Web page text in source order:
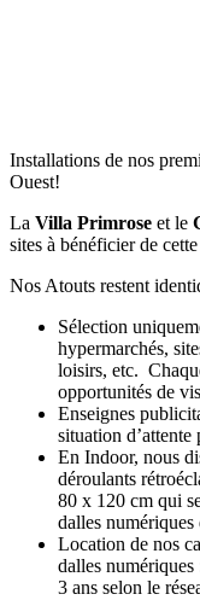
Installations de nos
Ouest!
La Villa Primrose et le
sites à bénéficier de
Nos Atouts restent
Sélection
hypermarchés,
loisirs, etc.
opportunités de
Enseignes
situation d’attente
En Indoor, nous
déroulants
80 x 120 cm qui
dalles
Location de nos
dalles numériques
3 ans selon le